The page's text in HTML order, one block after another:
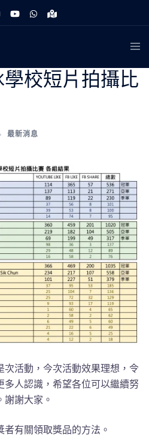
校短片拍攝比
最新消息
次活動，今次活動效果理想，令
人認識，希望各位可以繼續努
謝大家。
有關領取獎品的方法。